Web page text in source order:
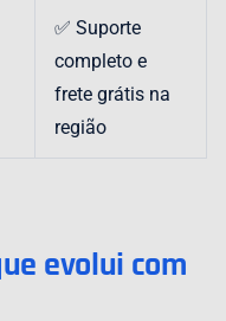
✅ Suporte
completo e
frete grátis na
região
evolui com